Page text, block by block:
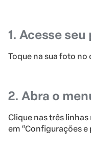
1. Acesse
Toque na sua foto
2. Abra o
Clique nas três
em “Configurações e